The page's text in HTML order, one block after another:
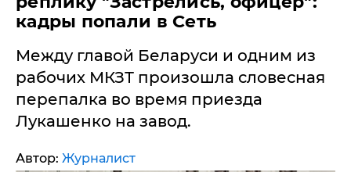
кадры попали в Сеть
Между главой Беларуси и одним из
рабочих МКЗТ произошла словесная
перепалка во время приезда
Лукашенко на завод.
Автор: Журналист